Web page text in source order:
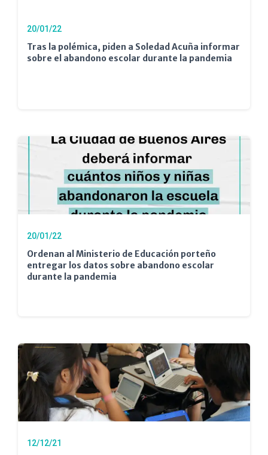
20/01/22
Tras la polémica, piden a Soledad Acuña informar
sobre el abandono escolar durante la pandemia
20/01/22
Ordenan al Ministerio de Educación porteño
entregar los datos sobre abandono escolar
durante la pandemia
12/12/21